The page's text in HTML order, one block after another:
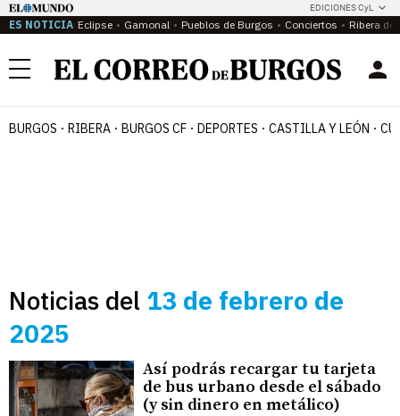
EDICIONES CyL
ES NOTICIA Eclipse Gamonal Pueblos de Burgos Conciertos Ribera del
Menú
BURGOS RIBERA BURGOS CF DEPORTES CASTILLA Y LEÓN
Noticias del 13 de febrero de
2025
Así podrás recargar tu tarjeta
de bus urbano desde el sábado
(y sin dinero en metálico)